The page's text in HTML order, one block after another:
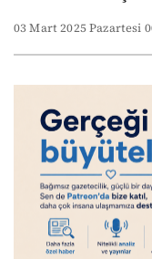
03 Mart 2025 Pazartesi